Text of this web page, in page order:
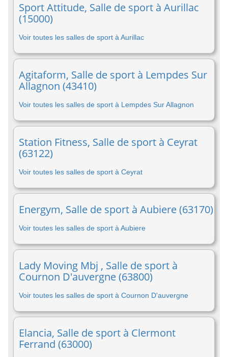
Sport Attitude, Salle de sport à Aurillac
(15000)
Voir toutes les salles de sport à Aurillac
Agitaform, Salle de sport à Lempdes Sur
Allagnon (43410)
Voir toutes les salles de sport à Lempdes Sur Allagnon
Station Fitness, Salle de sport à Ceyrat
(63122)
Voir toutes les salles de sport à Ceyrat
Energym, Salle de sport à Aubiere (63170)
Voir toutes les salles de sport à Aubiere
Lady Moving Mbj , Salle de sport à
Cournon D'auvergne (63800)
Voir toutes les salles de sport à Cournon D'auvergne
Elancia, Salle de sport à Clermont
Ferrand (63000)